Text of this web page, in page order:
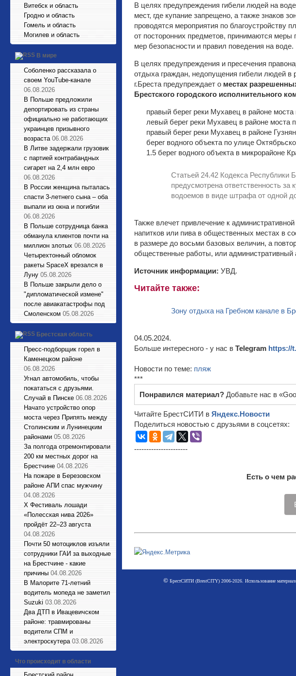
Витебск и область
Гродно и область
Гомель и область
Могилев и область
В мире
Соболенко рассказала о
своем YouTube-канале
06.08.2026
В Польше предложили
депортировать из страны
официально не работающих
украинцев призывного
возраста 06.08.2026
В Литве задержали грузовик
с партией контрабандных
сигарет на 2,4 млн евро
06.08.2026
В России женщина пыталась
спасти 3-летнего сына – оба
выпали из окна и погибли
06.08.2026
В Польше сотрудница банка
обманула клиентов почти на
миллион злотых 06.08.2026
Четырехтонный обломок
ракеты SpaceX врезался в
Луну 05.08.2026
В Польше закрыли дело о
"дипломатической измене"
после авиакатастрофы под
Смоленском 05.08.2026
Брестская область
Пресс-подборщик горел в
Каменецком районе
06.08.2026
Угнал автомобиль, чтобы
покататься с друзьями.
Случай в Пинске 06.08.2026
Начато устройство опор
моста через Припять между
Столинским и Лунинецким
районами 05.08.2026
За полгода отремонтировали
200 км местных дорог на
Брестчине 04.08.2026
На пожаре в Березовском
районе АПИ спас мужчину
04.08.2026
X Фестиваль лошади
«Полесская нива 2026»
пройдёт 22–23 августа
04.08.2026
Почти 50 мотоциклов изъяли
сотрудники ГАИ за выходные
на Брестчине - какие
причины 04.08.2026
В Малорите 71-летний
водитель мопеда не заметил
Suzuki 03.08.2026
Два ДТП в Ивацевичском
районе: травмированы
водители СПМ и
электроскутера 03.08.2026
Что происходит в области
В целях предупреждения гибели людей на
мест, где купание запрещено, а также знаков
проводятся мероприятия по благоустройству
от посторонних предметов, принимаются меры
мер безопасности и правил поведения на воде.
В целях предупреждения и пресечения
отдыха граждан, недопущения гибели людей в
г.Бреста предупреждает о местах
Брестского городского исполнительного
правый берег реки Мухавец в районе
левый берег реки Мухавец в районе
правый берег реки Мухавец в районе
берег водного объекта по улице
1.5 берег водного объекта в микрорайоне
Статьей 24.42 Кодекса Республики
предусмотрена ответственность
водоемов в виде штрафа от одной
Также влечет привлечение к
напитков или пива в общественных местах в
в размере до восьми базовых величин, а
общественные работы, или административный
Источник информации: УВД.
Читайте также:
Зону отдыха на Гребном канале в
04.05.2024.
Больше интересного - у нас в Telegram https://
Новости по теме: пляж
***
Понравился материал? Добавьте нас в
Читайте БрестСИТИ в Яндекс.Новости
Поделиться новостью с друзьями в соцсетях:
----------------------
Есть о чем
©БрестСИТИ (BrestCITY) 2006-2026. Использование